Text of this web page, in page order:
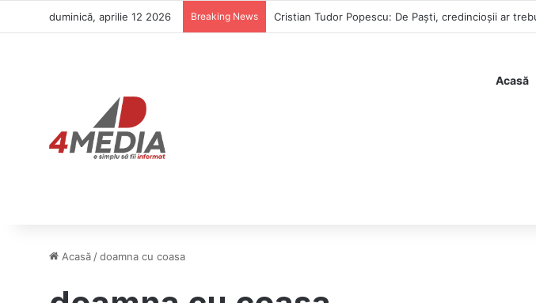
duminică, aprilie 12 2026 Breaking News Cristian Tudor Popescu: De Paști, credincioșii ar
Acasă
Acasă /doamna cu coasa